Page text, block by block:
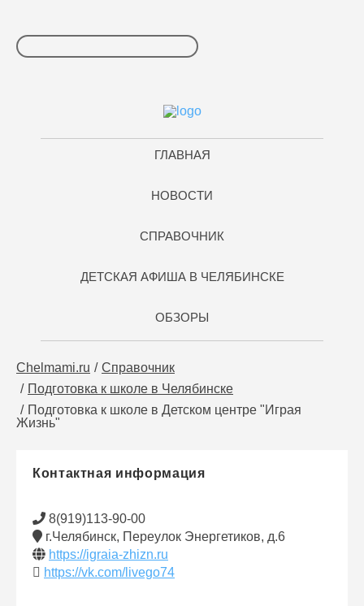
ГЛАВНАЯ
НОВОСТИ
СПРАВОЧНИК
ДЕТСКАЯ АФИША В ЧЕЛЯБИНСКЕ
ОБЗОРЫ
Chelmami.ru
Справочник
Подготовка к школе в Челябинске
Подготовка к школе в Детском центре "Играя
Жизнь"
Контактная информация
8(919)113-90-00
г.Челябинск, Переулок Энергетиков, д.6
https://igraia-zhizn.ru
https://vk.com/livego74